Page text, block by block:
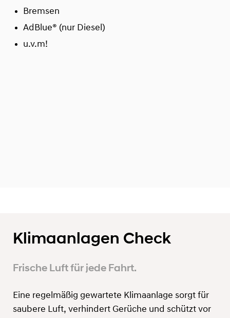
Bremsen
AdBlue® (nur Diesel)
u.v.m!
Klimaanlagen Check
Frische Luft für jede Fahrt.
Eine regelmäßig gewartete Klimaanlage sorgt für
saubere Luft, verhindert Gerüche und schützt vor